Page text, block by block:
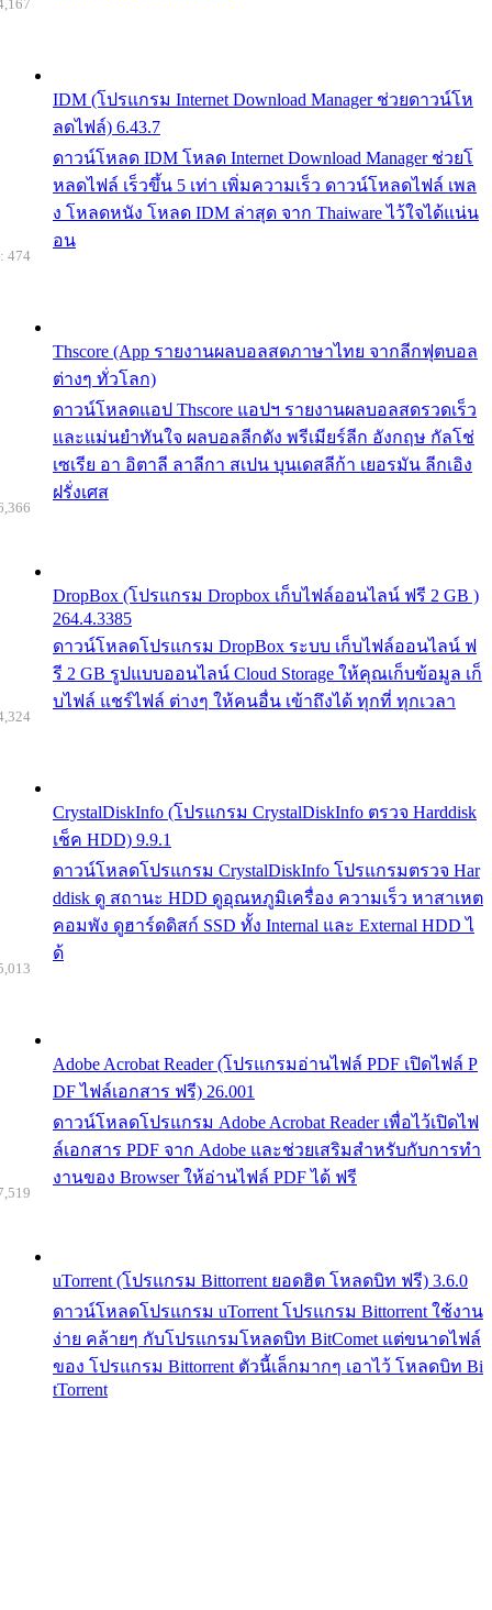
IDM (โปรแกรม Internet Download Manager ช่วยดาวน์โห
ลดไฟล์) 6.43.7
ดาวน์โหลด IDM โหลด Internet Download Manager ช่วยโ
หลดไฟล์ เร็วขึ้น 5 เท่า เพิ่มความเร็ว ดาวน์โหลดไฟล์ เพล
ง โหลดหนัง โหลด IDM ล่าสุด จาก Thaiware ไว้ใจได้แน่น
อน
Thscore (App รายงานผลบอลสดภาษาไทย จากลีกฟุตบอล
ต่างๆ ทั่วโลก)
ดาวน์โหลดแอป Thscore แอปฯ รายงานผลบอลสดรวดเร็ว
และแม่นยำทันใจ ผลบอลลีกดัง พรีเมียร์ลีก อังกฤษ กัลโช่
เซเรีย อา อิตาลี ลาลีกา สเปน บุนเดสลีก้า เยอรมัน ลีกเอิง
ฝรั่งเศส
474
DropBox (โปรแกรม Dropbox เก็บไฟล์ออนไลน์ ฟรี 2 GB )
264.4.3385
ดาวน์โหลดโปรแกรม DropBox ระบบ เก็บไฟล์ออนไลน์ ฟ
รี 2 GB รูปแบบออนไลน์ Cloud Storage ให้คุณเก็บข้อมูล เก็
บไฟล์ แชร์ไฟล์ ต่างๆ ให้คนอื่น เข้าถึงได้ ทุกที่ ทุกเวลา
CrystalDiskInfo (โปรแกรม CrystalDiskInfo ตรวจ Harddisk
เช็ค HDD) 9.9.1
ดาวน์โหลดโปรแกรม CrystalDiskInfo โปรแกรมตรวจ Har
ddisk ดู สถานะ HDD ดูอุณหภูมิเครื่อง ความเร็ว หาสาเหต
คอมพัง ดูฮาร์ดดิสก์ SSD ทั้ง Internal และ External HDD ไ
ด้
Adobe Acrobat Reader (โปรแกรมอ่านไฟล์ PDF เปิดไฟล์ P
DF ไฟล์เอกสาร ฟรี) 26.001
ดาวน์โหลดโปรแกรม Adobe Acrobat Reader เพื่อไว้เปิดไฟ
ล์เอกสาร PDF จาก Adobe และช่วยเสริมสำหรับกับการทำ
งานของ Browser ให้อ่านไฟล์ PDF ได้ ฟรี
uTorrent (โปรแกรม Bittorrent ยอดฮิต โหลดบิท ฟรี) 3.6.0
ดาวน์โหลดโปรแกรม uTorrent โปรแกรม Bittorrent ใช้งาน
ง่าย คล้ายๆ กับโปรแกรมโหลดบิท BitComet แต่ขนาดไฟล์
ของ โปรแกรม Bittorrent ตัวนี้เล็กมากๆ เอาไว้ โหลดบิท Bi
tTorrent